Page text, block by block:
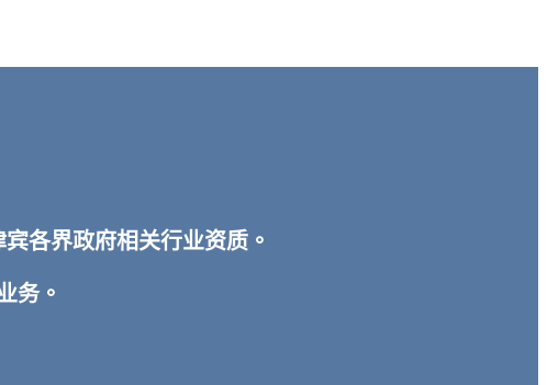
各界政府相关行业资质。
务。